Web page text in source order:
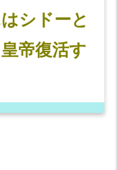
シドーと
帝復活す